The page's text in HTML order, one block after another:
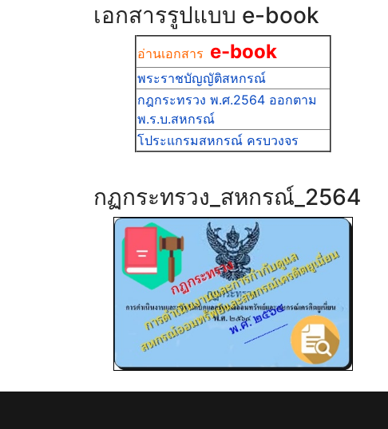
เอกสารรูปแบบ e-book
อ่านเอกสาร e-book
พระราชบัญญัติสหกรณ์
กฎกระทรวง พ.ศ.2564 ออกตาม
พ.ร.บ.สหกรณ์
โประแกรมสหกรณ์ ครบวงจร
กฏกระทรวง_สหกรณ์_2564